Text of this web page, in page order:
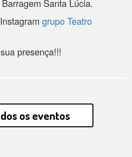
Santa Lúcia.
Instagramgrupo Teatro
presença!!!
os eventos